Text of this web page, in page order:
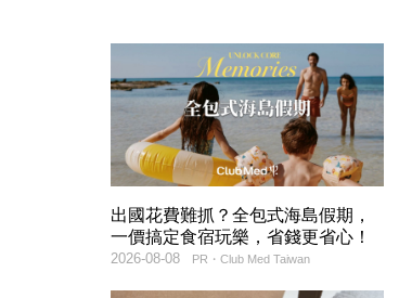
出國花費難抓？全包式海島假期，
一價搞定食宿玩樂，省錢更省心！
PR・Club Med Taiwan
2026-08-08